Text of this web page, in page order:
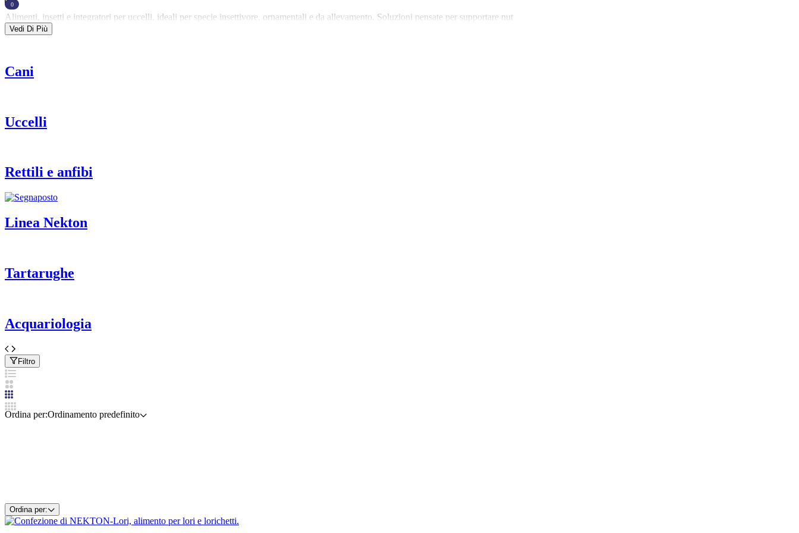
0
Carrello
Alimenti, insetti e integratori per uccelli, ideali per specie insettivore, ornamentali e da allevamento. Soluzioni pensate per supportare nutrizione, energia e benessere.
Vedi Di Più
Cani
Uccelli
Rettili e anfibi
Linea Nekton
Tartarughe
Acquariologia
Filtro
Ordina per:Ordinamento predefinito
Ordina per: